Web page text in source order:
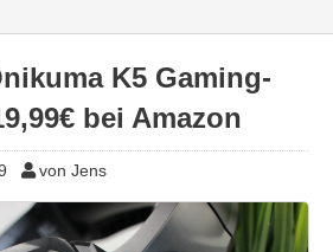
K5 Gaming-
bei Amazon
von Jens